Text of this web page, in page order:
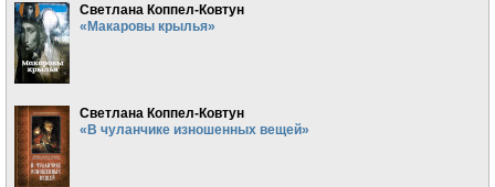
Светлана Коппел-Ковтун
«Макаровы крылья»
Светлана Коппел-Ковтун
«В чуланчике изношенных вещей»